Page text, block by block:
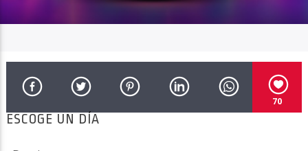
PROGRAMA ACTUAL
PASAPORTE MUNDIAL
70
ESCOGE UN DÍA